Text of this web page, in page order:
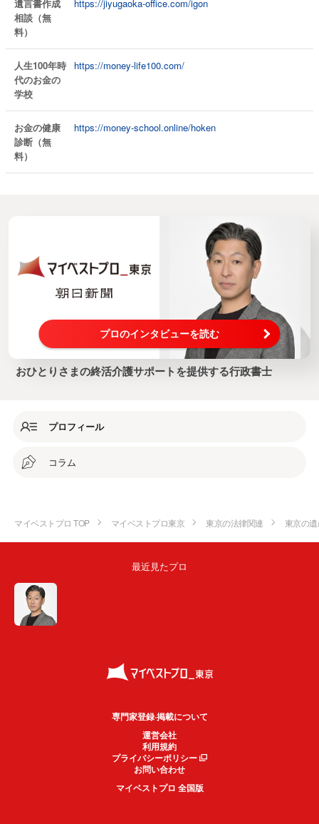
遺言書作成
相談（無
料）
https://jiyugaoka-office.com/igon
人生100年時
代のお金の
学校
https://money-life100.com/
お金の健康
診断（無
料）
https://money-school.online/hoken
プロのインタビューを読む
おひとりさまの終活介護サポートを提供する行政書士
プロフィール
コラム
マイベストプロ TOP マイベストプロ東京 東京の法律関連 東京の
最近見たプロ
専門家登録·掲載について
運営会社
利用規約
プライバシーポリシー
お問い合わせ
マイベストプロ 全国版